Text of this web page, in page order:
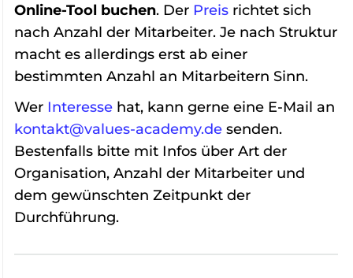
Online-Tool buchen. Der Preis richtet sich
nach Anzahl der Mitarbeiter. Je nach Struktur
macht es allerdings erst ab einer
bestimmten Anzahl an Mitarbeitern Sinn.
Wer Interesse hat, kann gerne eine E-Mail an
kontakt@values-academy.de senden.
Bestenfalls bitte mit Infos über Art der
Organisation, Anzahl der Mitarbeiter und
dem gewünschten Zeitpunkt der
Durchführung.